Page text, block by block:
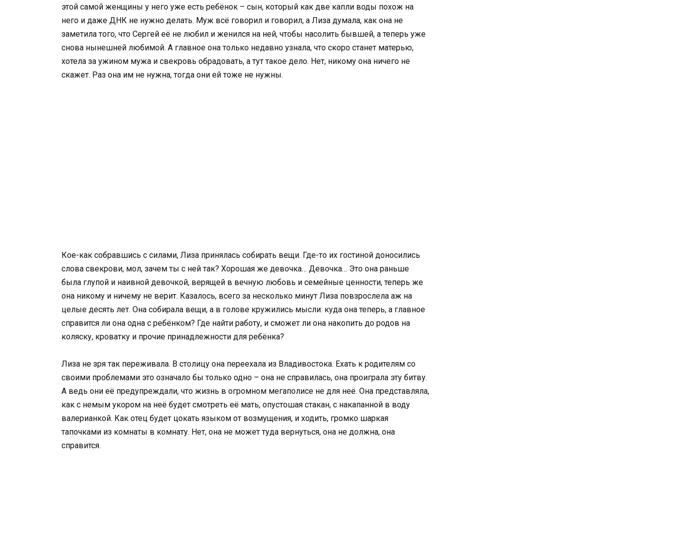
этой самой женщины у него уже есть ребёнок – сын, который как две капли воды похож на
него и даже ДНК не нужно делать. Муж всё говорил и говорил, а Лиза думала, как она не
заметила того, что Сергей её не любил и женился на ней, чтобы насолить бывшей, а теперь уже
снова нынешней любимой. А главное она только недавно узнала, что скоро станет матерью,
хотела за ужином мужа и свекровь обрадовать, а тут такое дело. Нет, никому она ничего не
скажет. Раз она им не нужна, тогда они ей тоже не нужны.
Кое-как собравшись с силами, Лиза принялась собирать вещи. Где-то их гостиной доносились
слова свекрови, мол, зачем ты с ней так? Хорошая же девочка… Девочка… Это она раньше
была глупой и наивной девочкой, верящей в вечную любовь и семейные ценности, теперь же
она никому и ничему не верит. Казалось, всего за несколько минут Лиза повзрослела аж на
целые десять лет. Она собирала вещи, а в голове кружились мысли: куда она теперь, а главное
справится ли она одна с ребёнком? Где найти работу, и сможет ли она накопить до родов на
коляску, кроватку и прочие принадлежности для ребёнка?
Лиза не зря так переживала. В столицу она переехала из Владивостока. Ехать к родителям со
своими проблемами это означало бы только одно – она не справилась, она проиграла эту битву.
А ведь они её предупреждали, что жизнь в огромном мегаполисе не для неё. Она представляла,
как с немым укором на неё будет смотреть её мать, опустошая стакан, с накапанной в воду
валерианкой. Как отец будет цокать языком от возмущения, и ходить, громко шаркая
тапочками из комнаты в комнату. Нет, она не может туда вернуться, она не должна, она
справится.